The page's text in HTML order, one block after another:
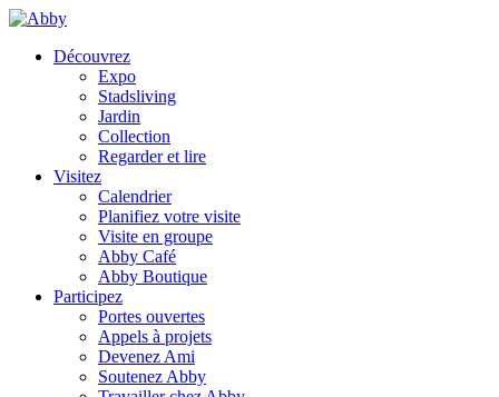
Découvrez
Expo
Stadsliving
Jardin
Collection
Regarder et lire
Visitez
Calendrier
Planifiez votre visite
Visite en groupe
Abby Café
Abby Boutique
Participez
Portes ouvertes
Appels à projets
Devenez Ami
Soutenez Abby